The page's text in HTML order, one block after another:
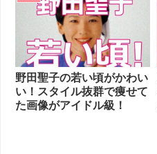
野田聖子の若い頃がかわい
い！スタイル抜群で痩せて
た画像がアイドル級！